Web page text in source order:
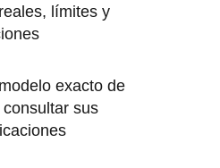
límites y
exacto de
sus